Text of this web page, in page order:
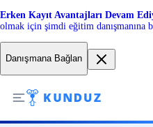
Erken Kayıt Avantajları Devam
olmak için şimdi eğitim danışmanına
Danışmana Bağlan